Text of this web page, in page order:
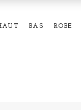
BAS ROBE